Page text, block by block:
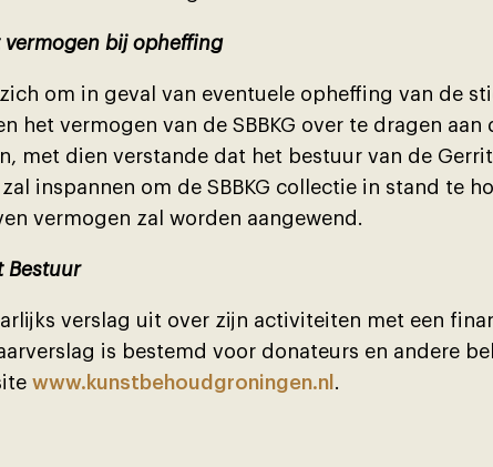
bĳ opheffing
om in geval van eventuele opheffing van de
het vermogen van de SBBKG over te dragen aan
met dien verstande dat het bestuur van de
inspannen om de SBBKG collectie in stand te
vermogen zal worden aangewend.
Bestuur
verslag uit over zĳn activiteiten met een
is bestemd voor donateurs en andere
www.kunstbehoudgroningen.nl .